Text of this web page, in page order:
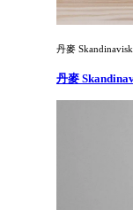
丹麥
丹麥